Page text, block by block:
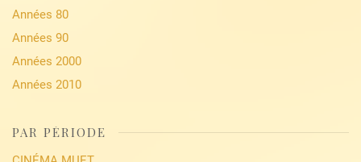
Années 80
Années 90
Années 2000
Années 2010
PAR PÉRIODE